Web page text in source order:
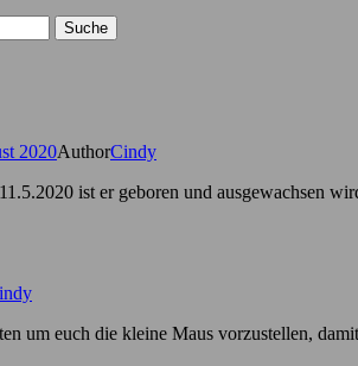
2020AuthorCindy
ist er geboren und ausgewachsen
um euch die kleine Maus vorzustellen,